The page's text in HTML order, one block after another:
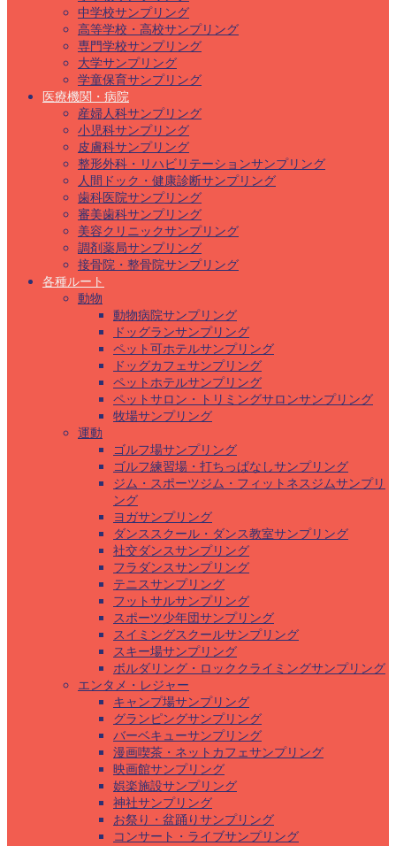
中学校サンプリング
高等学校・高校サンプリング
専門学校サンプリング
大学サンプリング
学童保育サンプリング
医療機関・病院
産婦人科サンプリング
小児科サンプリング
皮膚科サンプリング
整形外科・リハビリテーションサンプリング
人間ドック・健康診断サンプリング
歯科医院サンプリング
審美歯科サンプリング
美容クリニックサンプリング
調剤薬局サンプリング
接骨院・整骨院サンプリング
各種ルート
動物
動物病院サンプリング
ドッグランサンプリング
ペット可ホテルサンプリング
ドッグカフェサンプリング
ペットホテルサンプリング
ペットサロン・トリミングサロンサンプリング
牧場サンプリング
運動
ゴルフ場サンプリング
ゴルフ練習場・打ちっぱなしサンプリング
ジム・スポーツジム・フィットネスジムサンプリ
ング
ヨガサンプリング
ダンススクール・ダンス教室サンプリング
社交ダンスサンプリング
フラダンスサンプリング
テニスサンプリング
フットサルサンプリング
スポーツ少年団サンプリング
スイミングスクールサンプリング
スキー場サンプリング
ボルダリング・ロッククライミングサンプリング
エンタメ・レジャー
キャンプ場サンプリング
グランピングサンプリング
バーベキューサンプリング
漫画喫茶・ネットカフェサンプリング
映画館サンプリング
娯楽施設サンプリング
神社サンプリング
お祭り・盆踊りサンプリング
コンサート・ライブサンプリング